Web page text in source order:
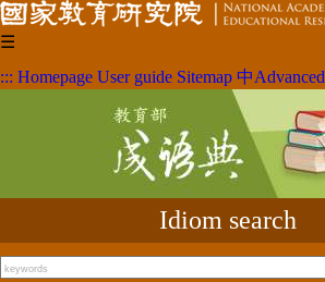
☰
::: Homepage User guide Sitemap 中Advanced
Idiom search